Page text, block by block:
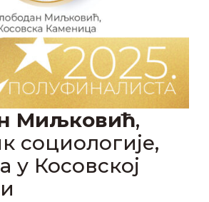
Миљковић,
социологије,
у Косовској